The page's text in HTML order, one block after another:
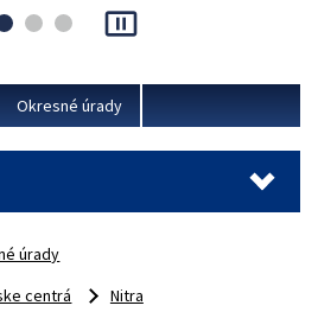
a Ministerstva vnútra SR.
pause_presentation
Okresné úrady
úrady
centrá
Nitra